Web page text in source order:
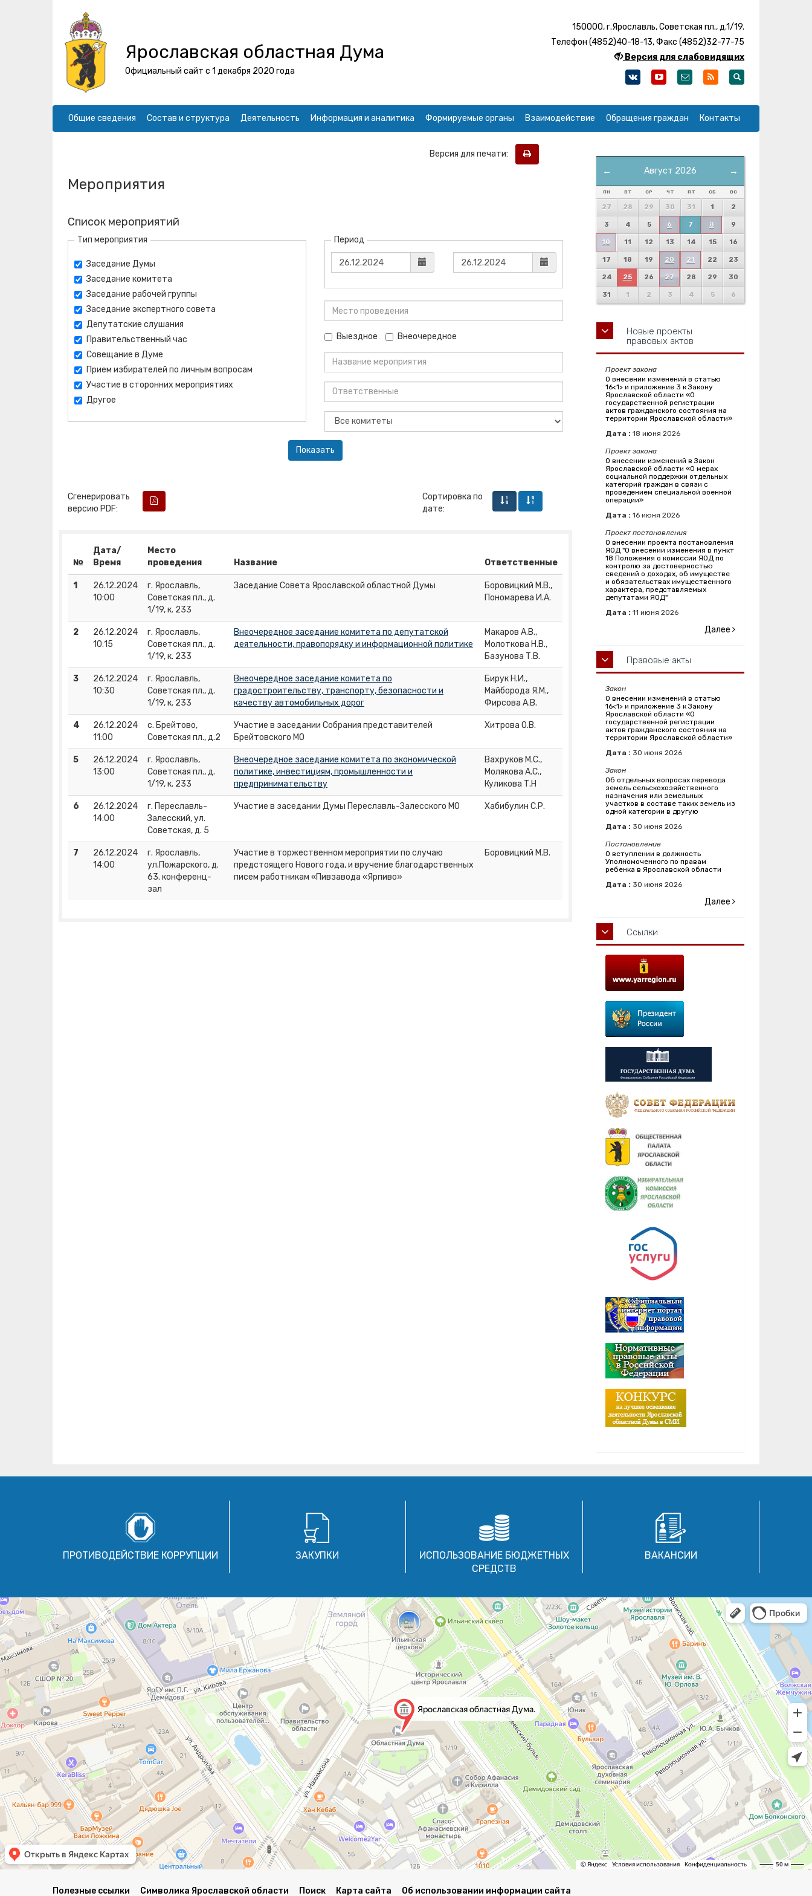
Ярославская областная Дума
Официальный сайт с 1 декабря 2020 года
150000, г.Ярославль, Советская пл., д.1/19.
Телефон (4852)40-18-13, Факс (4852)32-77-75
Версия для слабовидящих
Общие сведения Состав и структура Деятельность Информация и аналитика Формируемые органы Взаимодействие Обращения граждан Контакты
Версия для печати:
Мероприятия
Список мероприятий
Тип мероприятия
Заседание Думы
Заседание комитета
Заседание рабочей группы
Заседание экспертного совета
Депутатские слушания
Правительственный час
Совещание в Думе
Прием избирателей по личным вопросам
Участие в сторонних мероприятиях
Другое
Период
Выездное Внеочередное
Сгенерировать
версию PDF:
Сортировка по
дате:
№
Дата/
Время
Место
проведения
Название Ответственные
1
26.12.2024
10:00
г. Ярославль,
Советская пл., д.
1/19, к. 233
Заседание Совета Ярославской областной Думы
Боровицкий М.В.,
Пономарева И.А.
2
26.12.2024
10:15
г. Ярославль,
Советская пл., д.
1/19, к. 233
Внеочередное заседание комитета по депутатской
деятельности, правопорядку и информационной политике
Макаров А.В.,
Молоткова Н.В.,
Базунова Т.В.
3
26.12.2024
10:30
г. Ярославль,
Советская пл., д.
1/19, к. 233
Внеочередное заседание комитета по
градостроительству, транспорту, безопасности и
качеству автомобильных дорог
Бирук Н.И.,
Майборода Я.М.,
Фирсова А.В.
4
26.12.2024
11:00
с. Брейтово,
Советская пл., д.2
Участие в заседании Собрания представителей
Брейтовского МО
Хитрова О.В.
5
26.12.2024
13:00
г. Ярославль,
Советская пл., д.
1/19, к. 233
Внеочередное заседание комитета по экономической
политике, инвестициям, промышленности и
предпринимательству
Вахруков М.С.,
Молякова А.С.,
Куликова Т.Н
6
26.12.2024
14:00
г. Переславль-
Залесский, ул.
Советская, д. 5
Участие в заседании Думы Переславль-Залесского МО Хабибулин С.Р.
7
26.12.2024
14:00
г. Ярославль,
ул.Пожарского, д.
63. конференц-
зал
Участие в торжественном мероприятии по случаю
предстоящего Нового года, и вручение благодарственных
писем работникам «Пивзавода «Ярпиво»
Боровицкий М.В.
← →
Август 2026
ПН ВТ СР ЧТ ПТ СБ ВС
27 28 29 30 31 1 2
3 4 5 6 7 8 9
10 11 12 13 14 15 16
17 18 19 20 21 22 23
24 25 26 27 28 29 30
31 1 2 3 4 5 6
Новые проекты
правовых актов
Проект закона
О внесении изменений в статью
16<1> и приложение 3 к Закону
Ярославской области «О
государственной регистрации
актов гражданского состояния на
территории Ярославской области»
Дата : 18 июня 2026
Проект закона
О внесении изменений в Закон
Ярославской области «О мерах
социальной поддержки отдельных
категорий граждан в связи с
проведением специальной военной
операции»
Дата : 16 июня 2026
Проект постановления
О внесении проекта постановления
ЯОД "О внесении изменения в пункт
18 Положения о комиссии ЯОД по
контролю за достоверностью
сведений о доходах, об имуществе
и обязательствах имущественного
характера, представляемых
депутатами ЯОД"
Дата : 11 июня 2026
Далее
Правовые акты
Закон
О внесении изменений в статью
16<1> и приложение 3 к Закону
Ярославской области «О
государственной регистрации
актов гражданского состояния на
территории Ярославской области»
Дата : 30 июня 2026
Закон
Об отдельных вопросах перевода
земель сельскохозяйственного
назначения или земельных
участков в составе таких земель из
одной категории в другую
Дата : 30 июня 2026
Постановление
О вступлении в должность
Уполномоченного по правам
ребенка в Ярославской области
Дата : 30 июня 2026
Далее
Ссылки
ПРОТИВОДЕЙСТВИЕ КОРРУПЦИИ ЗАКУПКИ
ИСПОЛЬЗОВАНИЕ БЮДЖЕТНЫХ
СРЕДСТВ
ВАКАНСИИ
Полезные ссылки Символика Ярославской области Поиск Карта сайта Об использовании информации сайта